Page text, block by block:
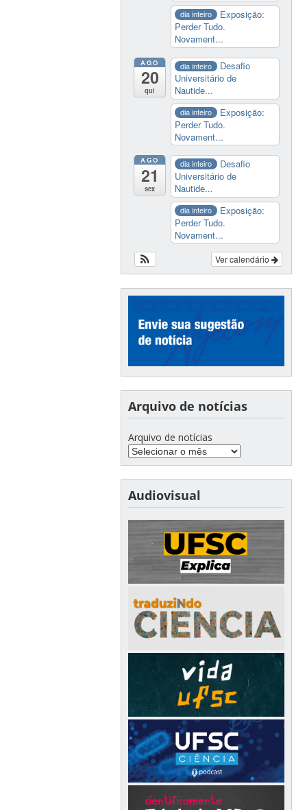
dia inteiro
Exposição:
Perder Tudo.
Novament...
AGO
20
qui
dia inteiro
Desafio
Universitário de
Nautide...
dia inteiro
Exposição:
Perder Tudo.
Novament...
AGO
21
sex
dia inteiro
Desafio
Universitário de
Nautide...
dia inteiro
Exposição:
Perder Tudo.
Novament...
Ver calendário
Arquivo de notícias
Arquivo de notícias
Audiovisual